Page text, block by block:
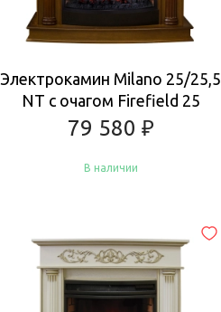
Электрокамин Milano 25/25,5
NT с очагом Firefield 25
79 580 ₽
В наличии
Купить